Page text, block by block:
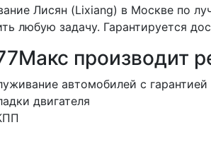
Лисян (Lixiang) в Москве по
любую задачу. Гарантируется
производит
автомобилей с
двигателя